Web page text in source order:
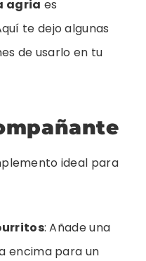
agria es
te dejo algunas
de usarlo en tu
ideal para
: Añade una
encima para un